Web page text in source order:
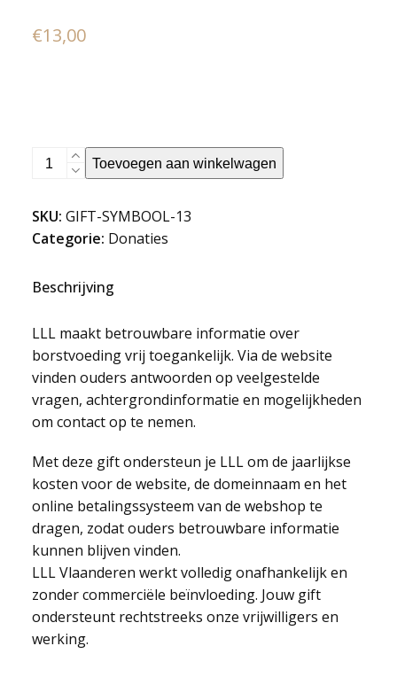
€13,00
LLL
aantal
Toevoegen aan winkelwagen
SKU: GIFT-SYMBOOL-13
Categorie: Donaties
Beschrijving
LLL maakt betrouwbare informatie over
borstvoeding vrij toegankelijk. Via de website
vinden ouders antwoorden op veelgestelde
vragen, achtergrondinformatie en mogelijkheden
om contact op te nemen.
Met deze gift ondersteun je LLL om de jaarlijkse
kosten voor de website, de domeinnaam en het
online betalingssysteem van de webshop te
dragen, zodat ouders betrouwbare informatie
kunnen blijven vinden.
LLL Vlaanderen werkt volledig onafhankelijk en
zonder commerciële beïnvloeding. Jouw gift
ondersteunt rechtstreeks onze vrijwilligers en
werking.